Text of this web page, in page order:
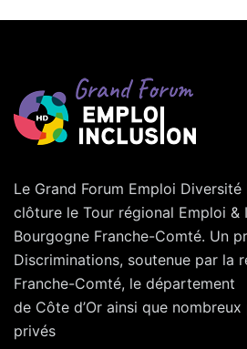
Le Grand Forum Emploi Diversité
clôture le Tour régional Emploi &
Bourgogne Franche-Comté. Un
Discriminations, soutenue par la
Franche-Comté, le département
de Côte d’Or ainsi que
privés